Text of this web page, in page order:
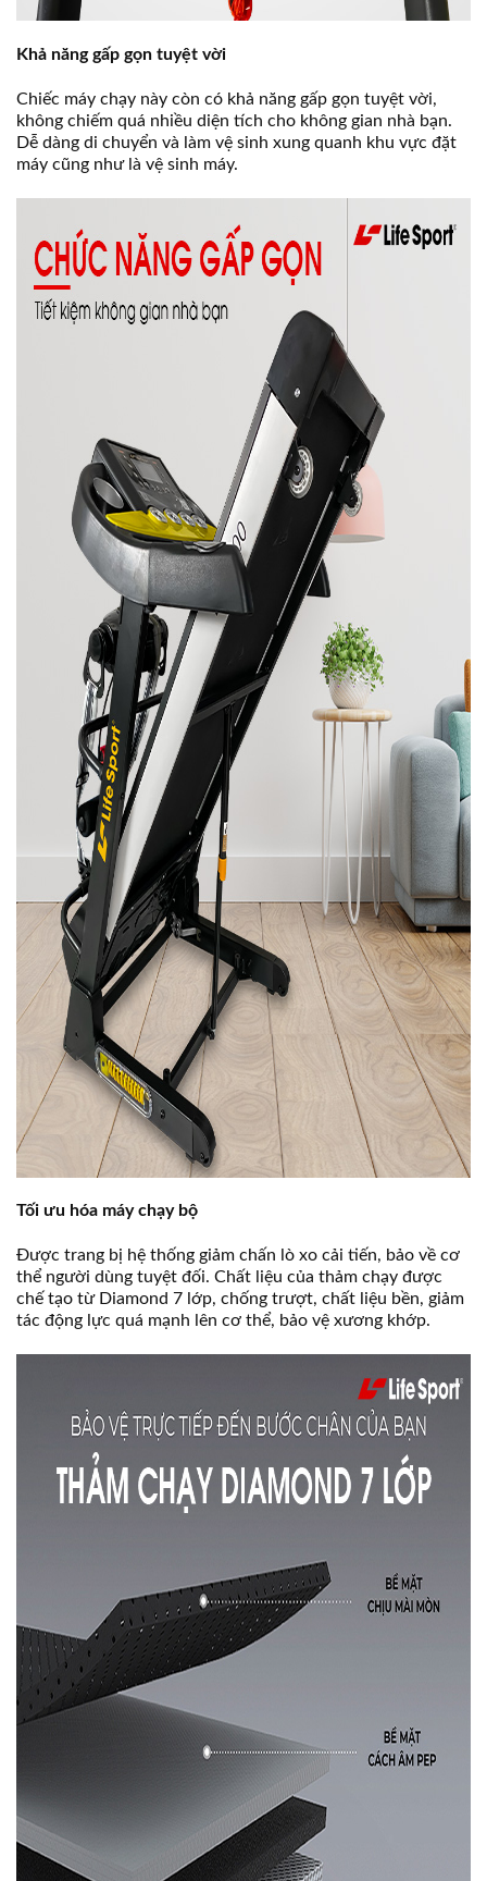
Khả năng gấp gọn tuyệt vời
Chiếc máy chạy này còn có khả năng gấp gọn tuyệt vời,
không chiếm quá nhiều diện tích cho không gian nhà bạn.
Dễ dàng di chuyển và làm vệ sinh xung quanh khu vực đặt
máy cũng như là vệ sinh máy.
Tối ưu hóa máy chạy bộ
Được trang bị hệ thống giảm chấn lò xo cải tiến, bảo về cơ
thể người dùng tuyệt đối. Chất liệu của thảm chạy được
chế tạo từ Diamond 7 lớp, chống trượt, chất liệu bền, giảm
tác động lực quá mạnh lên cơ thể, bảo vệ xương khớp.